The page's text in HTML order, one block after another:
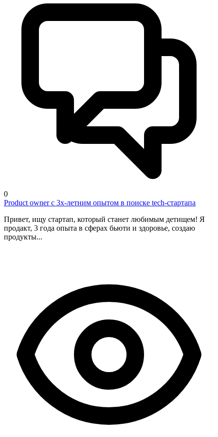
0
Product owner с 3х-летним опытом в поиске tech-стартапа
Привет, ищу стартап, который станет любимым детищем! Я
продакт, 3 года опыта в сферах бьюти и здоровье, создаю
продукты...